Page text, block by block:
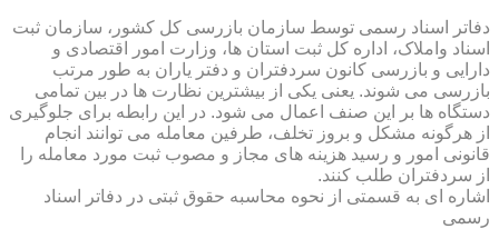
دفاتر اسناد رسمی توسط سازمان بازرسی کل کشور، سازمان ثبت
اسناد واملاک، اداره کل ثبت استان ها، وزارت امور اقتصادی و
دارایی و بازرسی کانون سردفتران و دفتر یاران به طور مرتب
بازرسی می شوند. یعنی یکی از بیشترین نظارت ها در بین تمامی
دستگاه ها بر این صنف اعمال می شود. در این رابطه برای جلوگیری
از هرگونه مشکل و بروز تخلف، طرفین معامله می توانند انجام
قانونی امور و رسید هزینه های مجاز و مصوب ثبت مورد معامله را
از سردفتران طلب کنند.
اشاره ای به قسمتی از نحوه محاسبه حقوق ثبتی در دفاتر اسناد
رسمی